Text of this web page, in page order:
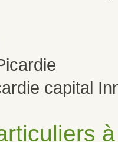
capital